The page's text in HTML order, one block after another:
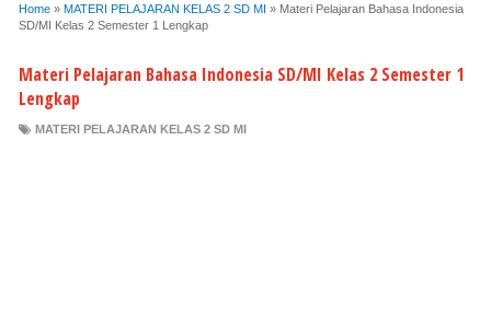
Home » MATERI PELAJARAN KELAS 2 SD MI » Materi Pelajaran Bahasa Indonesia
SD/MI Kelas 2 Semester 1 Lengkap
Materi Pelajaran Bahasa Indonesia SD/MI Kelas 2 Semester 1
Lengkap
MATERI PELAJARAN KELAS 2 SD MI